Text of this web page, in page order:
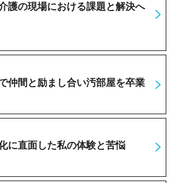
護の現場における課題と解決へ
仲間と励まし合い汚部屋を卒業
に直面した私の体験と苦悩